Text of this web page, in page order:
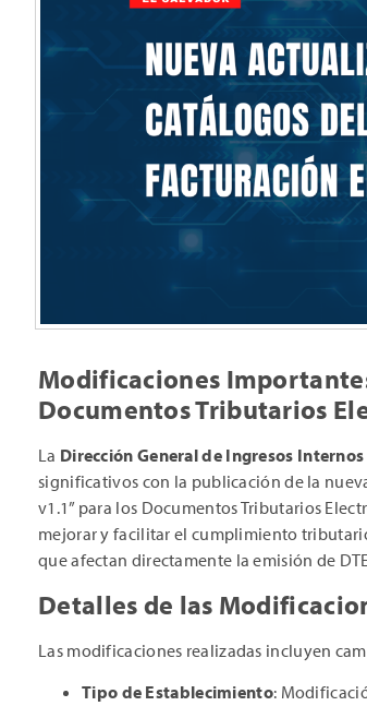
Modificaciones
Documentos Tributarios
La Dirección General de Ingresos Internos
significativos con la publicación de la
v1.1” para los Documentos Tributarios
mejorar y facilitar el cumplimiento
que afectan directamente la emisión de
Detalles de las
Las modificaciones realizadas incluyen
Tipo de Establecimiento: